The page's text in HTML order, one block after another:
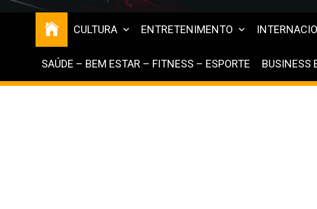
CULTURA ENTRETENIMENTO
SAÚDE – BEM ESTAR – FITNESS – ESPORTE BUSINESS